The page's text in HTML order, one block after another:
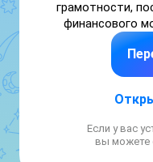
грамотности,
https://
Если у вас
вы можете